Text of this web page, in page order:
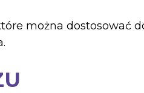
można dostosować